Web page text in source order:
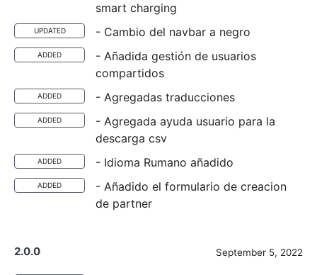
smart charging
UPDATED - Cambio del navbar a negro
ADDED
- Añadida gestión de usuarios
compartidos
ADDED - Agregadas traducciones
ADDED
- Agregada ayuda usuario para la
descarga csv
ADDED - Idioma Rumano añadido
ADDED
- Añadido el formulario de creacion
de partner
2.0.0 September 5, 2022